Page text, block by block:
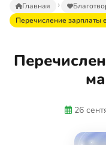
Главная
Перечисление зарплаты
26